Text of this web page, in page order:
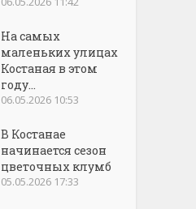
На самых
маленьких улицах
Костаная в этом
году...
06.05.2026 10:53
В Костанае
начинается сезон
цветочных клумб
05.05.2026 17:33